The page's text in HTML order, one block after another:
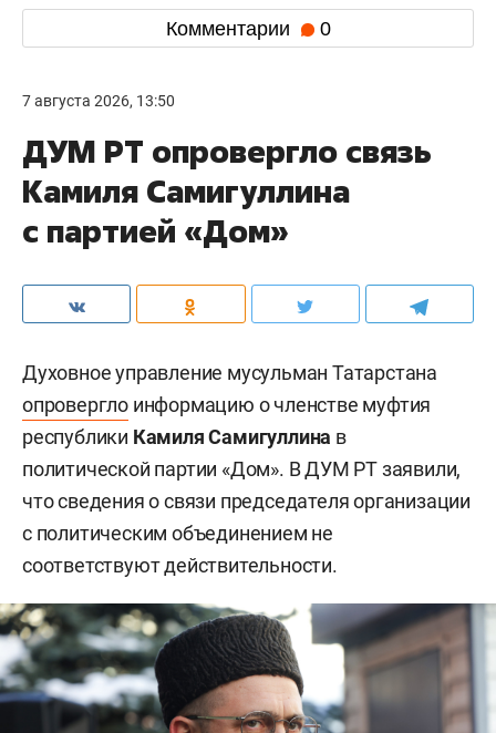
Комментарии 0
7 августа 2026, 13:50
ДУМ РТ опровергло связь
Камиля Самигуллина
с партией «Дом»
Духовное управление мусульман Татарстана
опровергло информацию о членстве муфтия
республики Камиля Самигуллина в
политической партии «Дом». В ДУМ РТ заявили,
что сведения о связи председателя организации
с политическим объединением не
соответствуют действительности.